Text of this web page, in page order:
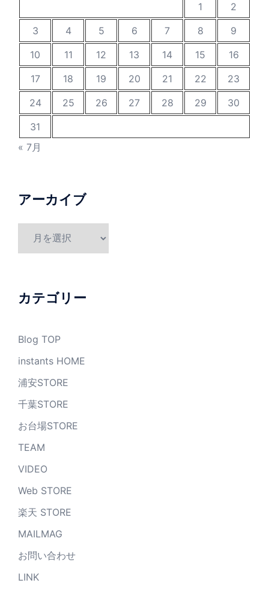
1
2
3
4 5 6 7 8
9
10
11 12 13 14 15
16
17
18 19 20 21 22
23
24
25 26 27 28 29
30
31
« 7月
アーカイブ
ブ
カテゴリー
Blog TOP
instants HOME
浦安STORE
千葉STORE
お台場STORE
TEAM
VIDEO
Web STORE
楽天 STORE
MAILMAG
お問い合わせ
LINK